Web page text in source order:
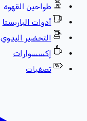
طواحين القهوة
أدوات الباريستا
التحضير اليدوي
إكسسوارات
تصفيات